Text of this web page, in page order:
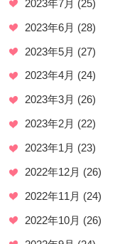
2023年7月 (25)
2023年6月 (28)
2023年5月 (27)
2023年4月 (24)
2023年3月 (26)
2023年2月 (22)
2023年1月 (23)
2022年12月 (26)
2022年11月 (24)
2022年10月 (26)